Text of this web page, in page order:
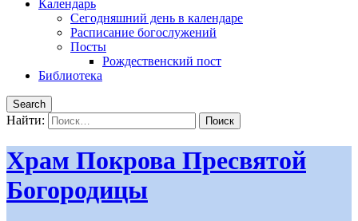
Календарь
Сегодняшний день в календаре
Расписание богослужений
Посты
Рождественский пост
Библиотека
Search
Найти:
Храм Покрова Пресвятой
Богородицы